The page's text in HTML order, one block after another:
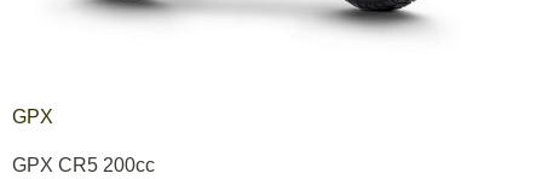
GPX
GPX CR5 200cc